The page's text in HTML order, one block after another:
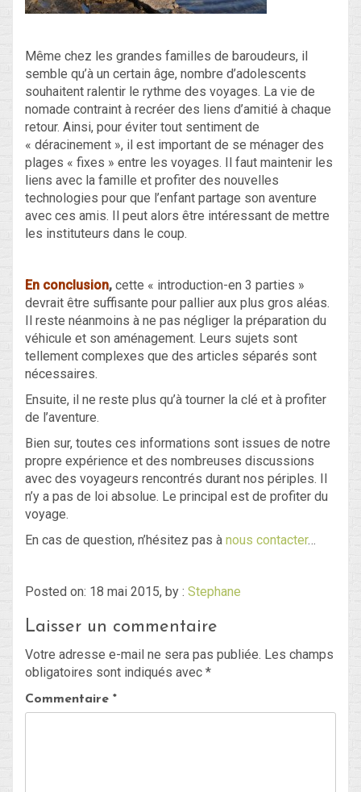
Même chez les grandes familles de baroudeurs, il
semble qu’à un certain âge, nombre d’adolescents
souhaitent ralentir le rythme des voyages. La vie de
nomade contraint à recréer des liens d’amitié à chaque
retour. Ainsi, pour éviter tout sentiment de
« déracinement », il est important de se ménager des
plages « fixes » entre les voyages. Il faut maintenir les
liens avec la famille et profiter des nouvelles
technologies pour que l’enfant partage son aventure
avec ces amis. Il peut alors être intéressant de mettre
les instituteurs dans le coup.
En conclusion, cette « introduction-en 3 parties »
devrait être suffisante pour pallier aux plus gros aléas.
Il reste néanmoins à ne pas négliger la préparation du
véhicule et son aménagement. Leurs sujets sont
tellement complexes que des articles séparés sont
nécessaires.
Ensuite, il ne reste plus qu’à tourner la clé et à profiter
de l’aventure.
Bien sur, toutes ces informations sont issues de notre
propre expérience et des nombreuses discussions
avec des voyageurs rencontrés durant nos périples. Il
n’y a pas de loi absolue. Le principal est de profiter du
voyage.
En cas de question, n’hésitez pas à nous contacter…
Posted on: 18 mai 2015, by : Stephane
Laisser un commentaire
Votre adresse e-mail ne sera pas publiée. Les champs
obligatoires sont indiqués avec *
Commentaire *